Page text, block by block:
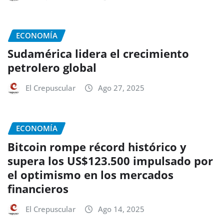
ECONOMÍA
Sudamérica lidera el crecimiento
petrolero global
El Crepuscular Ago 27, 2025
ECONOMÍA
Bitcoin rompe récord histórico y
supera los US$123.500 impulsado por
el optimismo en los mercados
financieros
El Crepuscular Ago 14, 2025